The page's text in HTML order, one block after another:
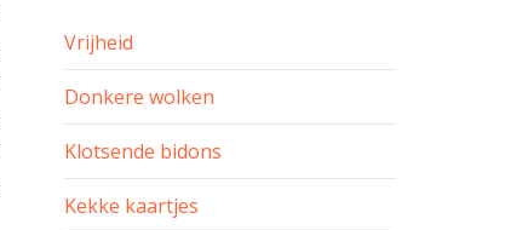
Vrijheid
Donkere wolken
Klotsende bidons
Kekke kaartjes